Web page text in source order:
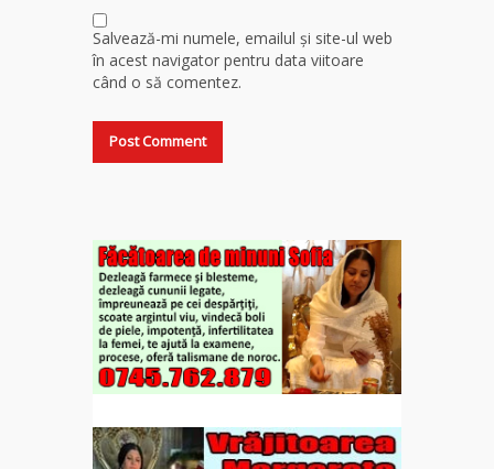
Salvează-mi numele, emailul și site-ul web
în acest navigator pentru data viitoare
când o să comentez.